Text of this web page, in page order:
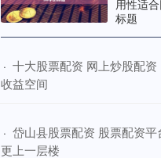
用性适
标题
· 十大股票配资 网上炒股配
收益空间
· 岱山县股票配资 股票配资
更上一层楼